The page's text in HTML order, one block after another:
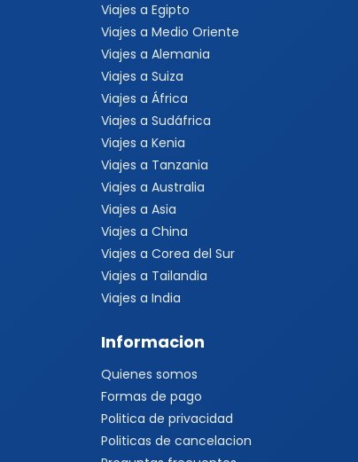
Viajes a Egipto
Viajes a Medio Oriente
Viajes a Alemania
Viajes a Suiza
Viajes a África
Viajes a Sudáfrica
Viajes a Kenia
Viajes a Tanzania
Viajes a Australia
Viajes a Asia
Viajes a China
Viajes a Corea del Sur
Viajes a Tailandia
Viajes a India
Informacion
Quienes somos
Formas de pago
Politica de privacidad
Politicas de cancelacion